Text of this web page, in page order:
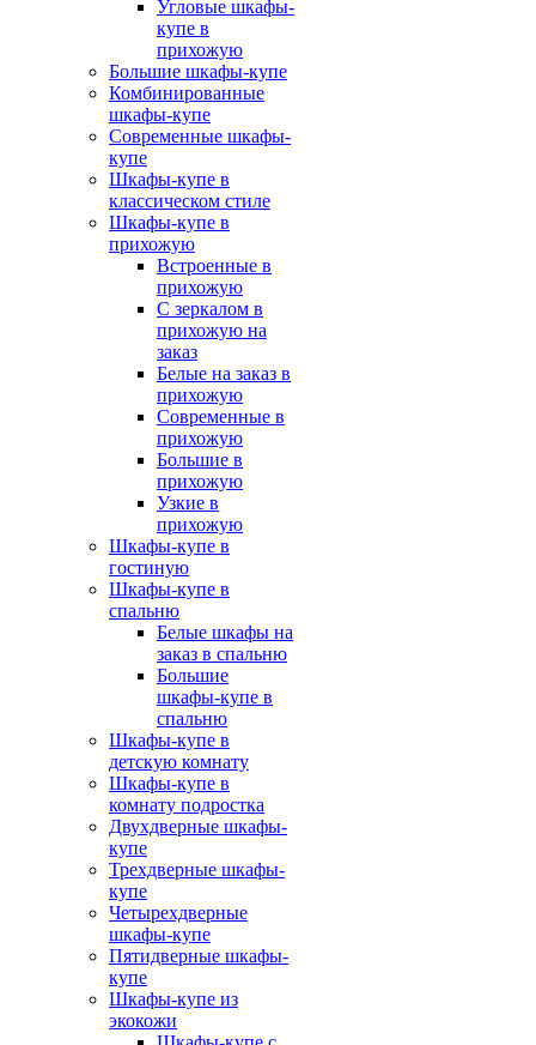
Угловые шкафы-
купе в
прихожую
Большие шкафы-купе
Комбинированные
шкафы-купе
Современные шкафы-
купе
Шкафы-купе в
классическом стиле
Шкафы-купе в
прихожую
Встроенные в
прихожую
С зеркалом в
прихожую на
заказ
Белые на заказ в
прихожую
Современные в
прихожую
Большие в
прихожую
Узкие в
прихожую
Шкафы-купе в
гостиную
Шкафы-купе в
спальню
Белые шкафы на
заказ в спальню
Большие
шкафы-купе в
спальню
Шкафы-купе в
детскую комнату
Шкафы-купе в
комнату подростка
Двухдверные шкафы-
купе
Трехдверные шкафы-
купе
Четырехдверные
шкафы-купе
Пятидверные шкафы-
купе
Шкафы-купе из
экокожи